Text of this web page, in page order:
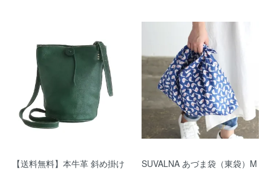
【送料無料】本牛革 斜め掛け
SUVALNA あづま袋（東袋）M